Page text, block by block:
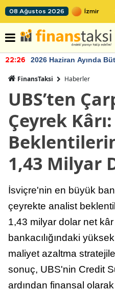
08 Ağustos 2026
22:26 2026 Haziran Ayında
FinansTaksi Haberler
UBS’ten
Çeyrek Kârı:
1,43 Milyar
İsviçre'nin en büyük
çeyrekte analist
1,43 milyar dolar net kâr
bankacılığındaki
maliyet azaltma
sonuç, UBS'nin Credit
ardından finansal olarak